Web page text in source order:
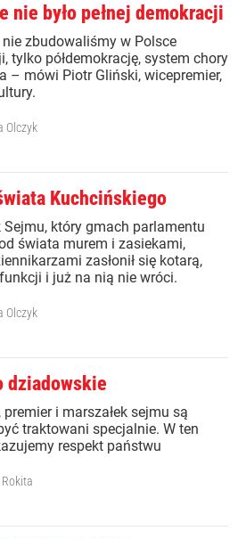
nie było pełnej demokracji
nie zbudowaliśmy w Polsce
tylko półdemokrację, system chory
– mówi Piotr Gliński, wicepremier,
Olczyk
Kuchcińskiego
Sejmu, który gmach parlamentu
świata murem i zasiekami,
zasłonił się kotarą,
i już na nią nie wróci.
Olczyk
dziadowskie
premier i marszałek sejmu są
traktowani specjalnie. W ten
respekt państwu